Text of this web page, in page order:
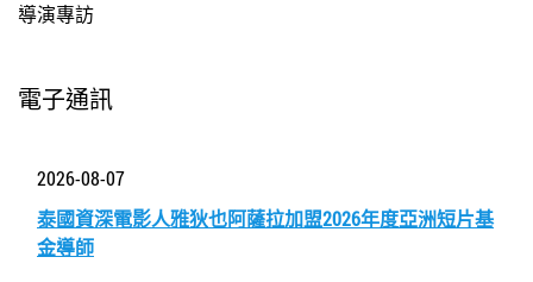
導演專訪
電子通訊
2026-08-07
泰國資深電影人雅狄也阿薩拉加盟2026年度亞洲短片基
金導師